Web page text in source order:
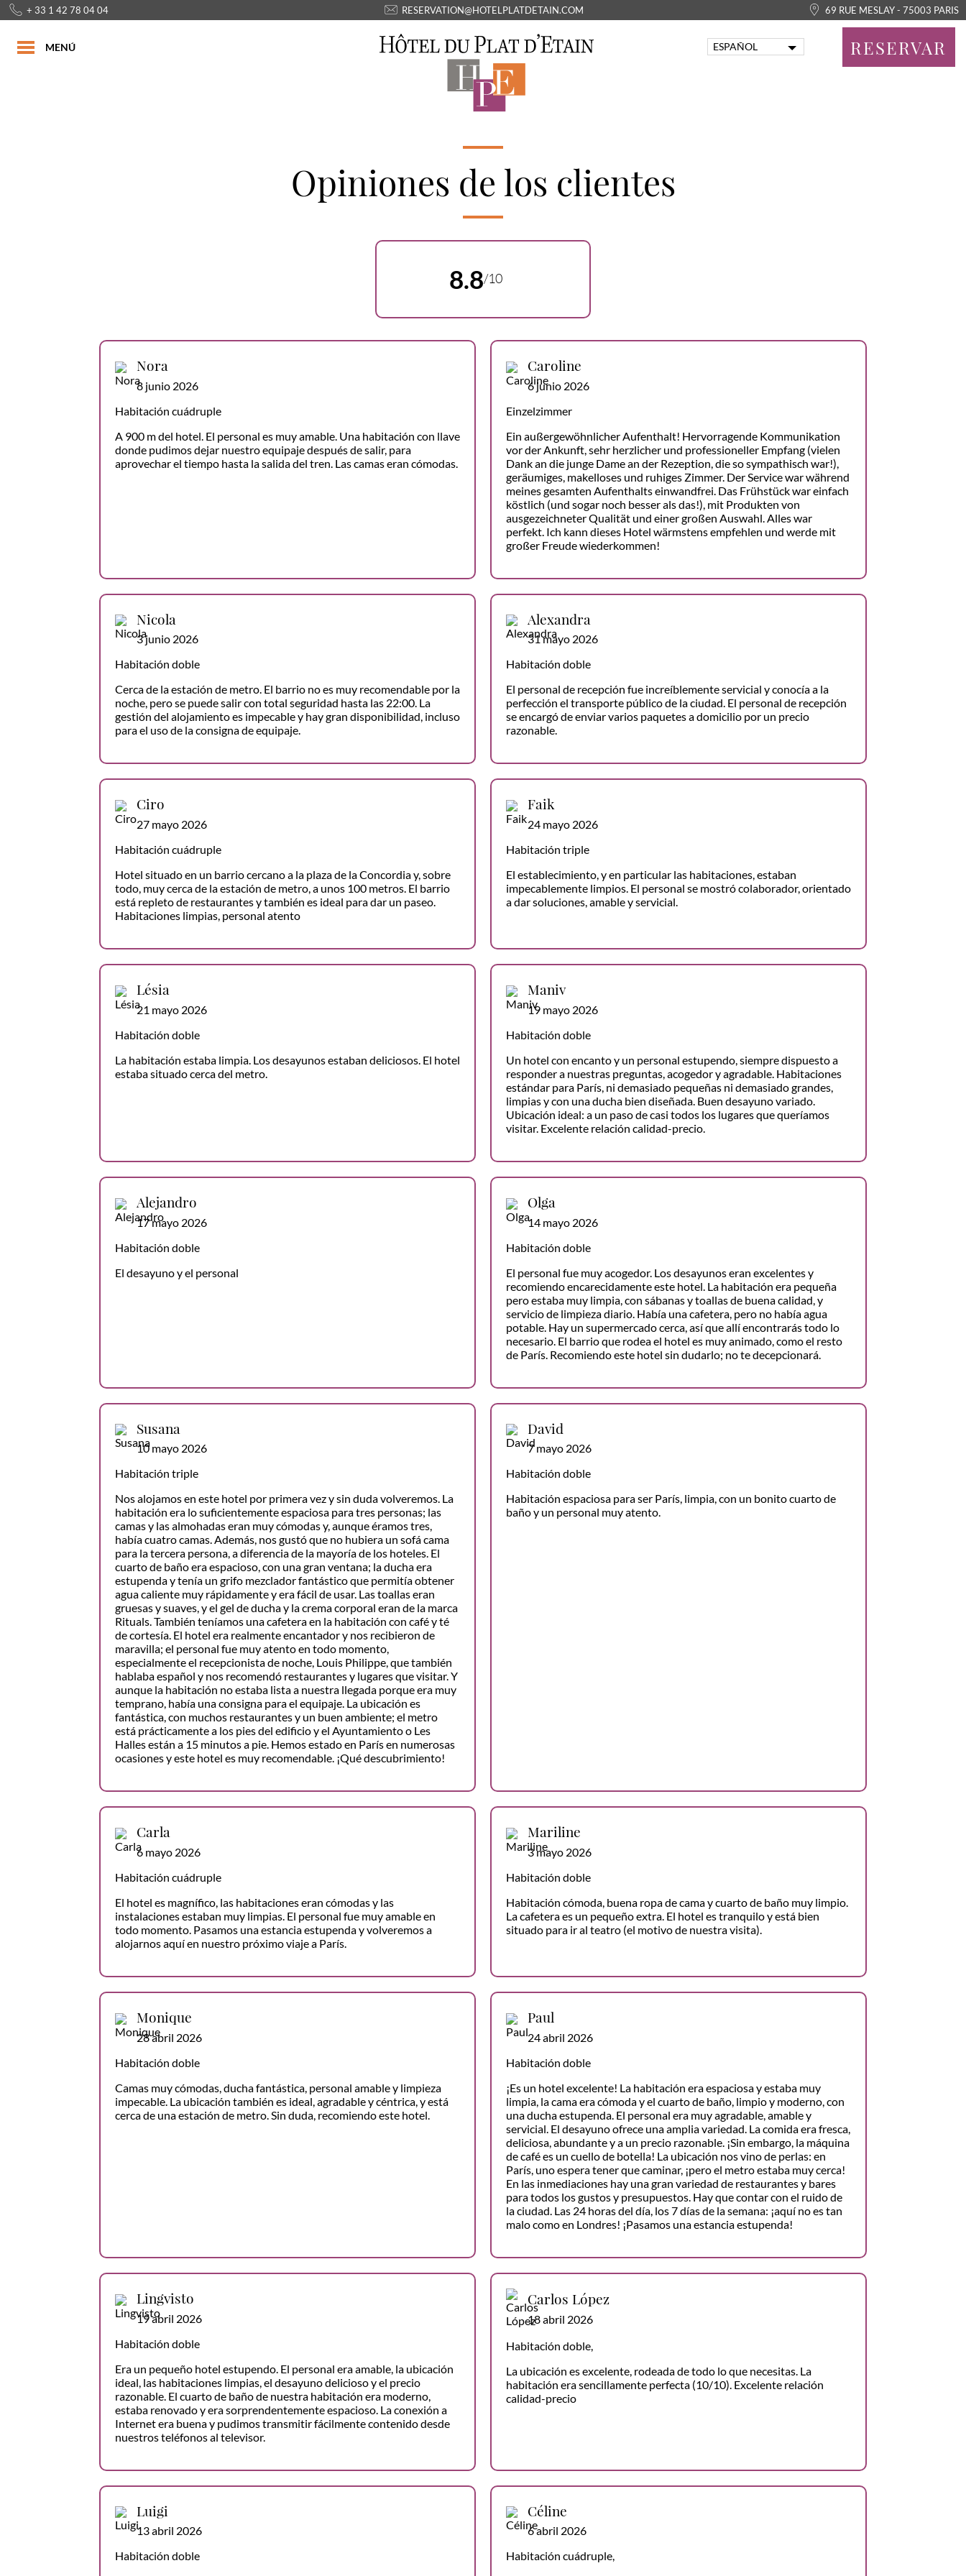
+ 33 1 42 78 04 04 RESERVATION@HOTELPLATDETAIN.COM 69 RUE MESLAY - 75003 PARIS
MENÚ
ESPAÑOL
RESERVAR
Opiniones de los clientes
8.8/10
Nora
8 junio 2026
Habitación cuádruple
A 900 m del hotel. El personal es muy amable. Una habitación con llave
donde pudimos dejar nuestro equipaje después de salir, para
aprovechar el tiempo hasta la salida del tren. Las camas eran cómodas.
Caroline
6 junio 2026
Einzelzimmer
Ein außergewöhnlicher Aufenthalt! Hervorragende Kommunikation
vor der Ankunft, sehr herzlicher und professioneller Empfang (vielen
Dank an die junge Dame an der Rezeption, die so sympathisch war!),
geräumiges, makelloses und ruhiges Zimmer. Der Service war während
meines gesamten Aufenthalts einwandfrei. Das Frühstück war einfach
köstlich (und sogar noch besser als das!), mit Produkten von
ausgezeichneter Qualität und einer großen Auswahl. Alles war
perfekt. Ich kann dieses Hotel wärmstens empfehlen und werde mit
großer Freude wiederkommen!
Nicola
3 junio 2026
Habitación doble
Cerca de la estación de metro. El barrio no es muy recomendable por la
noche, pero se puede salir con total seguridad hasta las 22:00. La
gestión del alojamiento es impecable y hay gran disponibilidad, incluso
para el uso de la consigna de equipaje.
Alexandra
31 mayo 2026
Habitación doble
El personal de recepción fue increíblemente servicial y conocía a la
perfección el transporte público de la ciudad. El personal de recepción
se encargó de enviar varios paquetes a domicilio por un precio
razonable.
Ciro
27 mayo 2026
Habitación cuádruple
Hotel situado en un barrio cercano a la plaza de la Concordia y, sobre
todo, muy cerca de la estación de metro, a unos 100 metros. El barrio
está repleto de restaurantes y también es ideal para dar un paseo.
Habitaciones limpias, personal atento
Faik
24 mayo 2026
Habitación triple
El establecimiento, y en particular las habitaciones, estaban
impecablemente limpios. El personal se mostró colaborador, orientado
a dar soluciones, amable y servicial.
Lésia
21 mayo 2026
Habitación doble
La habitación estaba limpia. Los desayunos estaban deliciosos. El hotel
estaba situado cerca del metro.
Maniv
19 mayo 2026
Habitación doble
Un hotel con encanto y un personal estupendo, siempre dispuesto a
responder a nuestras preguntas, acogedor y agradable. Habitaciones
estándar para París, ni demasiado pequeñas ni demasiado grandes,
limpias y con una ducha bien diseñada. Buen desayuno variado.
Ubicación ideal: a un paso de casi todos los lugares que queríamos
visitar. Excelente relación calidad-precio.
Alejandro
17 mayo 2026
Habitación doble
El desayuno y el personal
Olga
14 mayo 2026
Habitación doble
El personal fue muy acogedor. Los desayunos eran excelentes y
recomiendo encarecidamente este hotel. La habitación era pequeña
pero estaba muy limpia, con sábanas y toallas de buena calidad, y
servicio de limpieza diario. Había una cafetera, pero no había agua
potable. Hay un supermercado cerca, así que allí encontrarás todo lo
necesario. El barrio que rodea el hotel es muy animado, como el resto
de París. Recomiendo este hotel sin dudarlo; no te decepcionará.
Susana
10 mayo 2026
Habitación triple
Nos alojamos en este hotel por primera vez y sin duda volveremos. La
habitación era lo suficientemente espaciosa para tres personas; las
camas y las almohadas eran muy cómodas y, aunque éramos tres,
había cuatro camas. Además, nos gustó que no hubiera un sofá cama
para la tercera persona, a diferencia de la mayoría de los hoteles. El
cuarto de baño era espacioso, con una gran ventana; la ducha era
estupenda y tenía un grifo mezclador fantástico que permitía obtener
agua caliente muy rápidamente y era fácil de usar. Las toallas eran
gruesas y suaves, y el gel de ducha y la crema corporal eran de la marca
Rituals. También teníamos una cafetera en la habitación con café y té
de cortesía. El hotel era realmente encantador y nos recibieron de
maravilla; el personal fue muy atento en todo momento,
especialmente el recepcionista de noche, Louis Philippe, que también
hablaba español y nos recomendó restaurantes y lugares que visitar. Y
aunque la habitación no estaba lista a nuestra llegada porque era muy
temprano, había una consigna para el equipaje. La ubicación es
fantástica, con muchos restaurantes y un buen ambiente; el metro
está prácticamente a los pies del edificio y el Ayuntamiento o Les
Halles están a 15 minutos a pie. Hemos estado en París en numerosas
ocasiones y este hotel es muy recomendable. ¡Qué descubrimiento!
David
7 mayo 2026
Habitación doble
Habitación espaciosa para ser París, limpia, con un bonito cuarto de
baño y un personal muy atento.
Carla
6 mayo 2026
Habitación cuádruple
El hotel es magnífico, las habitaciones eran cómodas y las
instalaciones estaban muy limpias. El personal fue muy amable en
todo momento. Pasamos una estancia estupenda y volveremos a
alojarnos aquí en nuestro próximo viaje a París.
Mariline
3 mayo 2026
Habitación doble
Habitación cómoda, buena ropa de cama y cuarto de baño muy limpio.
La cafetera es un pequeño extra. El hotel es tranquilo y está bien
situado para ir al teatro (el motivo de nuestra visita).
Monique
28 abril 2026
Habitación doble
Camas muy cómodas, ducha fantástica, personal amable y limpieza
impecable. La ubicación también es ideal, agradable y céntrica, y está
cerca de una estación de metro. Sin duda, recomiendo este hotel.
Paul
24 abril 2026
Habitación doble
¡Es un hotel excelente! La habitación era espaciosa y estaba muy
limpia, la cama era cómoda y el cuarto de baño, limpio y moderno, con
una ducha estupenda. El personal era muy agradable, amable y
servicial. El desayuno ofrece una amplia variedad. La comida era fresca,
deliciosa, abundante y a un precio razonable. ¡Sin embargo, la máquina
de café es un cuello de botella! La ubicación nos vino de perlas: en
París, uno espera tener que caminar, ¡pero el metro estaba muy cerca!
En las inmediaciones hay una gran variedad de restaurantes y bares
para todos los gustos y presupuestos. Hay que contar con el ruido de
la ciudad. Las 24 horas del día, los 7 días de la semana: ¡aquí no es tan
malo como en Londres! ¡Pasamos una estancia estupenda!
Lingvisto
19 abril 2026
Habitación doble
Era un pequeño hotel estupendo. El personal era amable, la ubicación
ideal, las habitaciones limpias, el desayuno delicioso y el precio
razonable. El cuarto de baño de nuestra habitación era moderno,
estaba renovado y era sorprendentemente espacioso. La conexión a
Internet era buena y pudimos transmitir fácilmente contenido desde
nuestros teléfonos al televisor.
Carlos López
18 abril 2026
Habitación doble,
La ubicación es excelente, rodeada de todo lo que necesitas. La
habitación era sencillamente perfecta (10/10). Excelente relación
calidad-precio
Luigi
13 abril 2026
Habitación doble
Céline
6 abril 2026
Habitación cuádruple,